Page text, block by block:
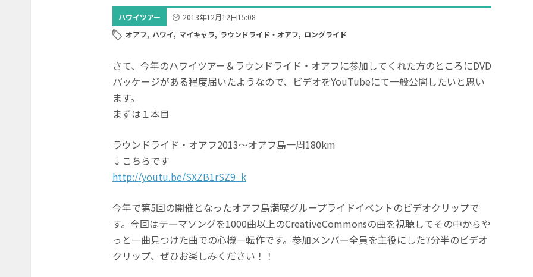
ハワイツアー 2013年12月12日15:08
オアフ, ハワイ, マイキャラ, ラウンドライド・オアフ, ロングライド
さて、今年のハワイツアー＆ラウンドライド・オアフに参加してくれた方のところにDVD
パッケージがある程度届いたようなので、ビデオをYouTubeにて一般公開したいと思い
ます。
まずは１本目
ラウンドライド・オアフ2013〜オアフ島一周180km
↓こちらです
http://youtu.be/SXZB1rSZ9_k
今年で第5回の開催となったオアフ島満喫グループライドイベントのビデオクリップで
す。今回はテーマソングを1000曲以上のCreativeCommonsの曲を視聴してその中からや
っと一曲見つけた曲での心機一転作です。参加メンバー全員を主役にした7分半のビデオ
クリップ、ぜひお楽しみください！！